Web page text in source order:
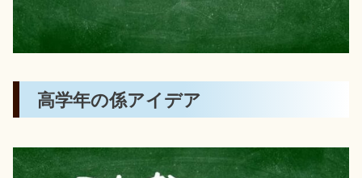
高学年の係アイデア